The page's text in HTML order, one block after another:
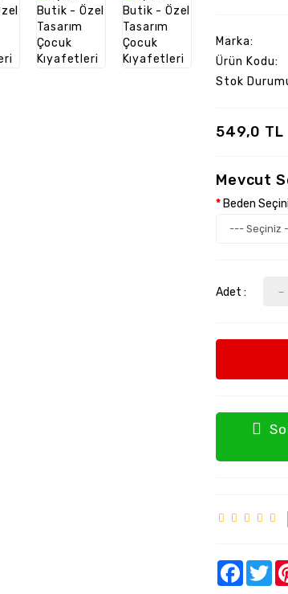
Marka:
Ürün Kodu:
Stok
549,0 TL
Mevcut
Beden
Adet :